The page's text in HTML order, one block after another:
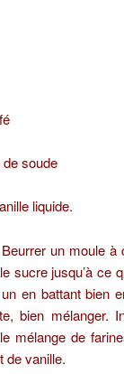
soude
liquide.
un moule
sucre jusqu’à ce
en battant bien
bien mélanger.
mélange de
de vanille.